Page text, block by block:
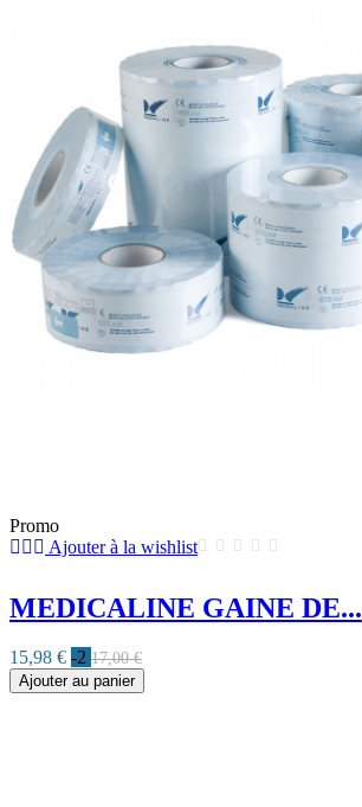
Promo
Ajouter à la wishlist
MEDICALINE GAINE DE...
15,98 € -2 17,00 €
Ajouter au panier